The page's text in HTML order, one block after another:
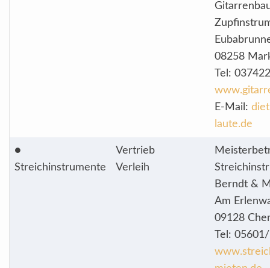
08258
Tel:
E-Mail:
laute.de
●
Streichinstrumente
Vertrieb
Verleih
Berndt &
Am
09128
Tel: